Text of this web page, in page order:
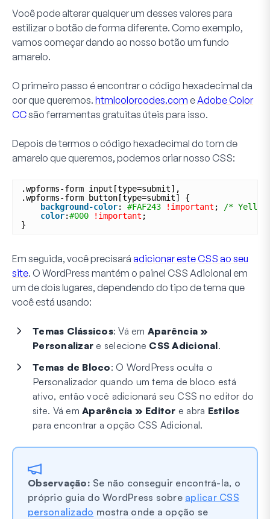
Você pode alterar qualquer um desses valores para
estilizar o botão de forma diferente. Como exemplo,
vamos começar dando ao nosso botão um fundo
amarelo.
O primeiro passo é encontrar o código hexadecimal da
cor que queremos. htmlcolorcodes.com eAdobe Color
CCsão ferramentas gratuitas úteis para isso.
Depois de termos o código hexadecimal do tom de
amarelo que queremos, podemos criar nosso CSS:
.wpforms-form input[type=submit],
.wpforms-form button[type=submit] {
background-color: #FAF243 !important ; /* Yellow
color:#000 !important ;
}
Em seguida, você precisará adicionar este CSS ao seu
site. O WordPress mantém o painel CSS Adicional em
um de dois lugares, dependendo do tipo de tema que
você está usando:
Temas Clássicos: Vá em Aparência »
Personalizar e selecione CSS Adicional.
Temas de Bloco: O WordPress oculta o
Personalizador quando um tema de bloco está
ativo, então você adicionará seu CSS no editor do
site. Vá em Aparência » Editor e abra Estilos
para encontrar a opção CSS Adicional.
Observação: Se não conseguir encontrá-la, o
próprio guia do WordPress sobre aplicar CSS
personalizado mostra onde a opção se